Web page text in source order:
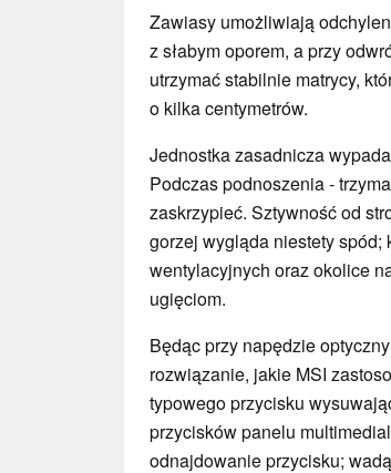
Zawiasy umożliwiają
z słabym oporem, a przy
utrzymać stabilnie matrycy,
o kilka centymetrów.
Jednostka zasadnicza
Podczas podnoszenia -
zaskrzypieć. Sztywność od
gorzej wygląda niestety
wentylacyjnych oraz okolice
ugięciom.
Będąc przy napędzie
rozwiązanie, jakie MSI
typowego przycisku
przycisków panelu
odnajdowanie przycisku;